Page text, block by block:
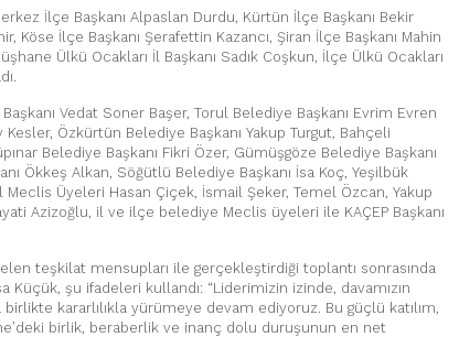
İlçe Başkanı Alpaslan Durdu, Kürtün İlçe Başkanı Bekir
Köse İlçe Başkanı Şerafettin Kazancı, Şiran İlçe Başkanı Mahin
Ülkü Ocakları İl Başkanı Sadık Coşkun, İlçe Ülkü Ocakları
Vedat Soner Başer, Torul Belediye Başkanı Evrim Evren
Kesler, Özkürtün Belediye Başkanı Yakup Turgut, Bahçeli
Belediye Başkanı Fikri Özer, Gümüşgöze Belediye Başkanı
Ökkeş Alkan, Söğütlü Belediye Başkanı İsa Koç, Yeşilbük
Meclis Üyeleri Hasan Çiçek, İsmail Şeker, Temel Özcan, Yakup
Azizoğlu, il ve ilçe belediye Meclis üyeleri ile KAÇEP Başkanı
teşkilat mensupları ile gerçekleştirdiği toplantı sonrasında
Küçük, şu ifadeleri kullandı: “Liderimizin izinde, davamızın
kararlılıkla yürümeye devam ediyoruz. Bu güçlü katılım,
birlik, beraberlik ve inanç dolu duruşunun en net